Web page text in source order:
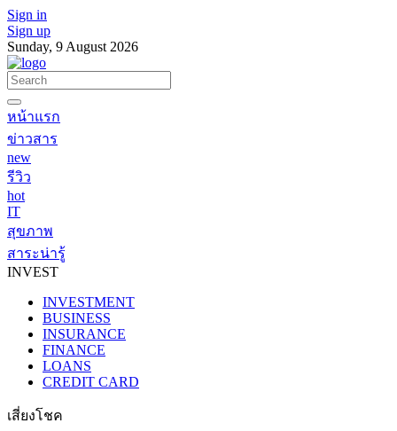
Sign in
Sign up
Sunday, 9 August 2026
หน้าแรก
ข่าวสาร
new
รีวิว
hot
IT
สุขภาพ
สาระน่ารู้
INVEST
INVESTMENT
BUSINESS
INSURANCE
FINANCE
LOANS
CREDIT CARD
เสี่ยงโชค